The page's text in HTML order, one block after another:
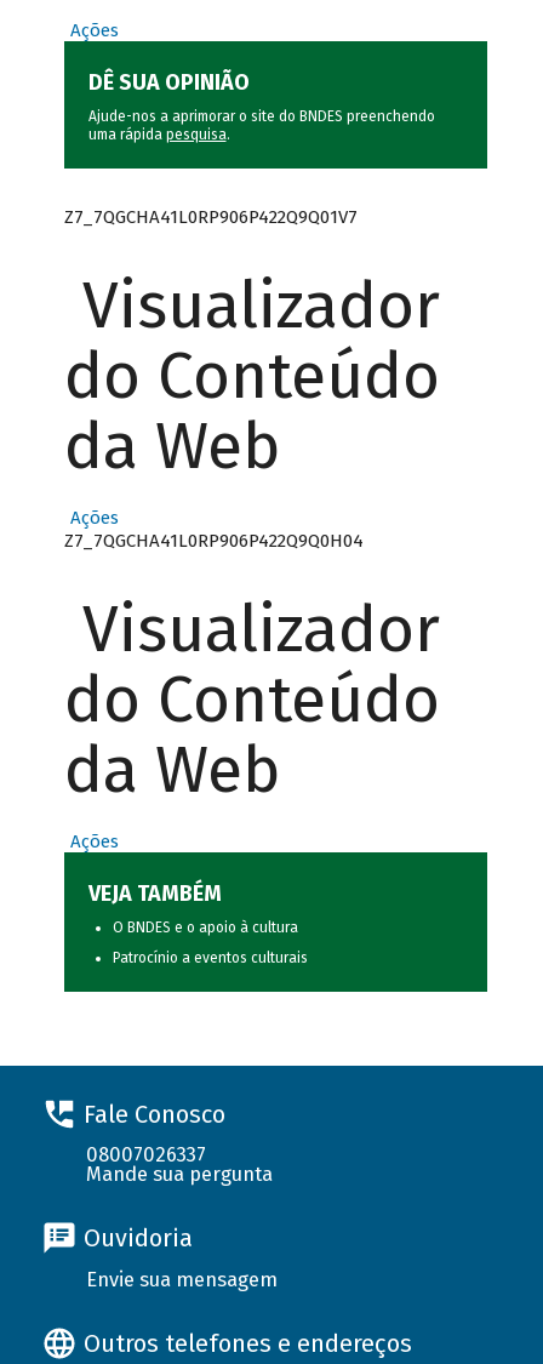
Ações
DÊ SUA OPINIÃO
Ajude-nos a aprimorar o site do BNDES preenchendo
uma rápida pesquisa.
Z7_7QGCHA41L0RP906P422Q9Q01V7
Visualizador
do Conteúdo
da Web
Ações
Z7_7QGCHA41L0RP906P422Q9Q0H04
Visualizador
do Conteúdo
da Web
Ações
VEJA TAMBÉM
O BNDES e o apoio à cultura
Patrocínio a eventos culturais
Fale Conosco
08007026337
Mande sua pergunta
Ouvidoria
Envie sua mensagem
Outros telefones e endereços